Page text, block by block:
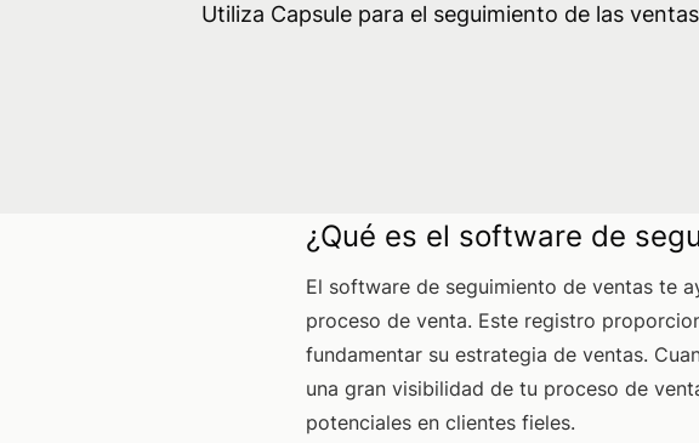
Utiliza Capsule para el seguimiento de las
¿Qué es el software de
El software de seguimiento de ventas te
proceso de venta. Este registro
fundamentar su estrategia de ventas.
una gran visibilidad de tu proceso de
potenciales en clientes fieles.